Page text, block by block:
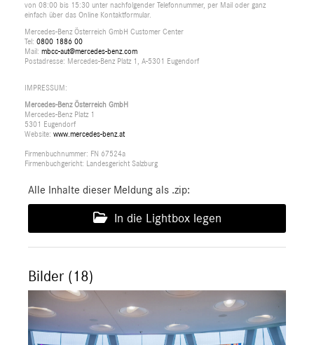
von 08:00 bis 15:30 unter nachfolgender Telefonnummer, per Mail oder ganz
einfach über das Online Kontaktformular.
Mercedes-Benz Österreich GmbH Customer Center
Tel: 0800 1886 00
Mail: mbcc-aut@mercedes-benz.com
Postadresse: Mercedes-Benz Platz 1, A-5301 Eugendorf
IMPRESSUM:
Mercedes-Benz Österreich GmbH
Mercedes-Benz Platz 1
5301 Eugendorf
Website: www.mercedes-benz.at
Firmenbuchnummer: FN 67524a
Firmenbuchgericht: Landesgericht Salzburg
Alle Inhalte dieser Meldung als .zip:
In die Lightbox legen
Bilder (18)